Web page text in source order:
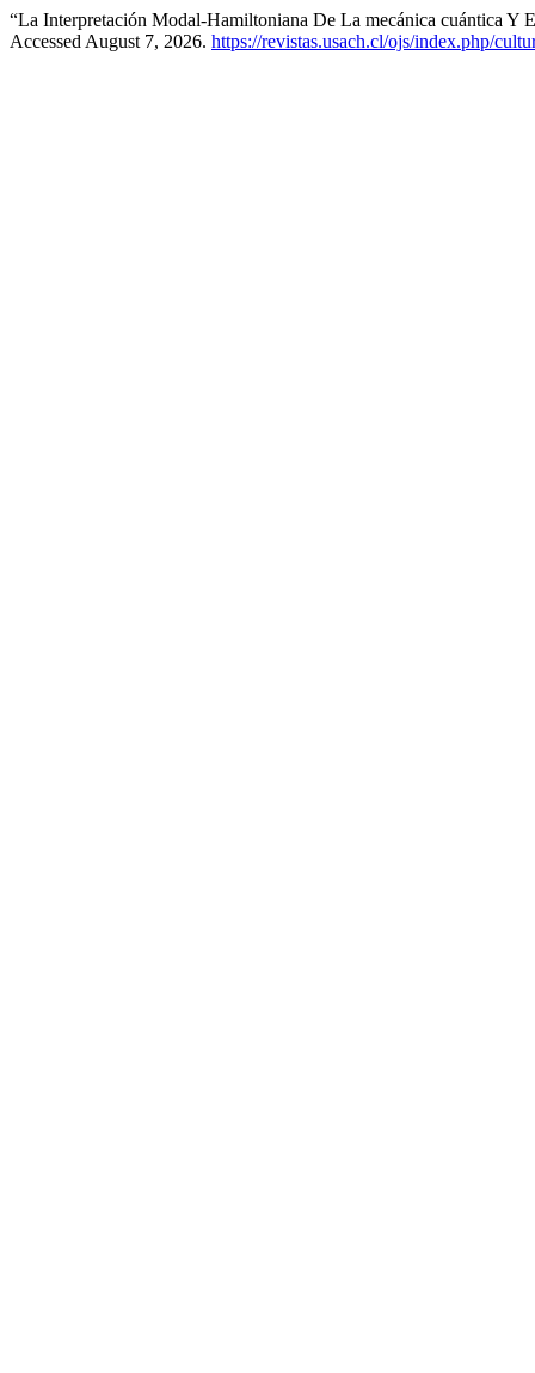
“La Interpretación Modal-Hamiltoniana De La mecánica cuántica Y
Accessed August 7, 2026. https://revistas.usach.cl/ojs/index.php/